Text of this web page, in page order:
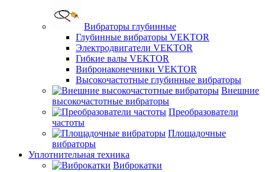
Вибраторы глубинные
Глубинные вибраторы VEKTOR
Электродвигатели VEKTOR
Гибкие валы VEKTOR
Вибронаконечники VEKTOR
Высокочастотные глубинные вибраторы
Внешние
высокочастотные вибраторы
Преобразователи
частоты
Площадочные
вибраторы
Уплотнительная техника
Виброкатки